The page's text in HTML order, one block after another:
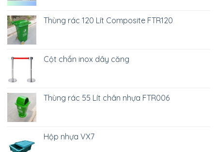
Thùng rác 120 Lít Composite FTR120
Cột chắn inox dây căng
Thùng rác 55 Lít chân nhựa FTR006
Hộp nhựa VX7